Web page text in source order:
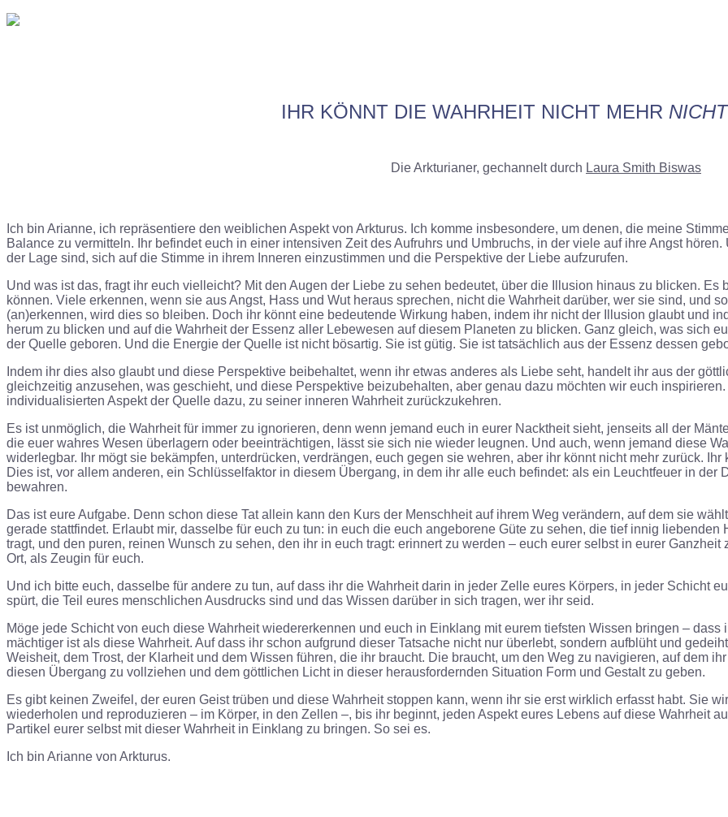
IHR KÖNNT DIE WAHRHEIT NICHT MEHR NICHT
Die Arkturianer, gechannelt durch Laura Smith Biswas
Ich bin Arianne, ich repräsentiere den weiblichen Aspekt von Arkturus. Ich komme insbesondere, um denen, die meine
Balance zu vermitteln. Ihr befindet euch in einer intensiven Zeit des Aufruhrs und Umbruchs, in der viele auf ihre Angst
der Lage sind, sich auf die Stimme in ihrem Inneren einzustimmen und die Perspektive der Liebe aufzurufen.
Und was ist das, fragt ihr euch vielleicht? Mit den Augen der Liebe zu sehen bedeutet, über die Illusion hinaus zu blicken.
können. Viele erkennen, wenn sie aus Angst, Hass und Wut heraus sprechen, nicht die Wahrheit darüber, wer sie sind, und
(an)erkennen, wird dies so bleiben. Doch ihr könnt eine bedeutende Wirkung haben, indem ihr nicht der Illusion glaubt und
herum zu blicken und auf die Wahrheit der Essenz aller Lebewesen auf diesem Planeten zu blicken. Ganz gleich, was sich
der Quelle geboren. Und die Energie der Quelle ist nicht bösartig. Sie ist gütig. Sie ist tatsächlich aus der Essenz dessen
Indem ihr dies also glaubt und diese Perspektive beibehaltet, wenn ihr etwas anderes als Liebe seht, handelt ihr aus der
gleichzeitig anzusehen, was geschieht, und diese Perspektive beizubehalten, aber genau dazu möchten wir euch
individualisierten Aspekt der Quelle dazu, zu seiner inneren Wahrheit zurückzukehren.
Es ist unmöglich, die Wahrheit für immer zu ignorieren, denn wenn jemand euch in eurer Nacktheit sieht, jenseits all der
die euer wahres Wesen überlagern oder beeinträchtigen, lässt sie sich nie wieder leugnen. Und auch, wenn jemand diese
widerlegbar. Ihr mögt sie bekämpfen, unterdrücken, verdrängen, euch gegen sie wehren, aber ihr könnt nicht mehr zurück.
Dies ist, vor allem anderen, ein Schlüsselfaktor in diesem Übergang, in dem ihr alle euch befindet: als ein Leuchtfeuer in
bewahren.
Das ist eure Aufgabe. Denn schon diese Tat allein kann den Kurs der Menschheit auf ihrem Weg verändern, auf dem sie
gerade stattfindet. Erlaubt mir, dasselbe für euch zu tun: in euch die euch angeborene Güte zu sehen, die tief innig
tragt, und den puren, reinen Wunsch zu sehen, den ihr in euch tragt: erinnert zu werden – euch eurer selbst in eurer
Ort, als Zeugin für euch.
Und ich bitte euch, dasselbe für andere zu tun, auf dass ihr die Wahrheit darin in jeder Zelle eures Körpers, in jeder Schicht
spürt, die Teil eures menschlichen Ausdrucks sind und das Wissen darüber in sich tragen, wer ihr seid.
Möge jede Schicht von euch diese Wahrheit wiedererkennen und euch in Einklang mit eurem tiefsten Wissen bringen –
mächtiger ist als diese Wahrheit. Auf dass ihr schon aufgrund dieser Tatsache nicht nur überlebt, sondern aufblüht und
Weisheit, dem Trost, der Klarheit und dem Wissen führen, die ihr braucht. Die braucht, um den Weg zu navigieren, auf dem
diesen Übergang zu vollziehen und dem göttlichen Licht in dieser herausfordernden Situation Form und Gestalt zu geben.
Es gibt keinen Zweifel, der euren Geist trüben und diese Wahrheit stoppen kann, wenn ihr sie erst wirklich erfasst habt. Sie
wiederholen und reproduzieren – im Körper, in den Zellen –, bis ihr beginnt, jeden Aspekt eures Lebens auf diese Wahrheit
Partikel eurer selbst mit dieser Wahrheit in Einklang zu bringen. So sei es.
Ich bin Arianne von Arkturus.